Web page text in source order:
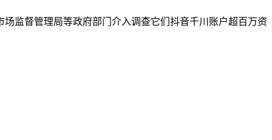
监督管理局等政府部门介入调查它们抖音千川账户超百万资